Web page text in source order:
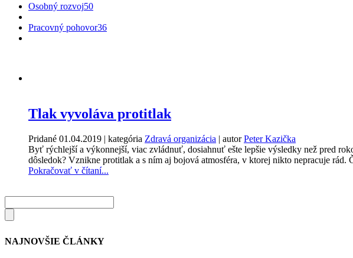
Osobný rozvoj50
Pracovný pohovor36
Tlak vyvoláva protitlak
Pridané 01.04.2019 | kategória Zdravá organizácia | autor Peter Kazička
Byť rýchlejší a výkonnejší, viac zvládnuť, dosiahnuť ešte lepšie výsledky než pred
dôsledok? Vznikne protitlak a s ním aj bojová atmosféra, v ktorej nikto nepracuje
Pokračovať v čítaní...
NAJNOVŠIE ČLÁNKY